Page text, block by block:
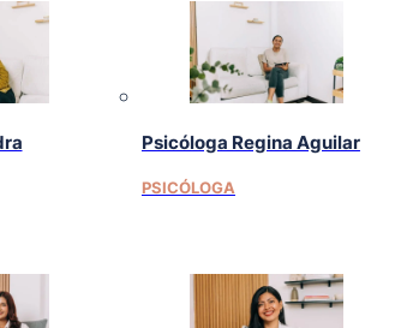
Psicóloga Regina Aguilar
PSICÓLOGA